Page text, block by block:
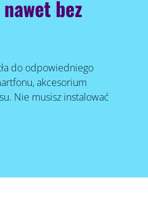
bez
do odpowiedniego
akcesorium
Nie musisz instalować